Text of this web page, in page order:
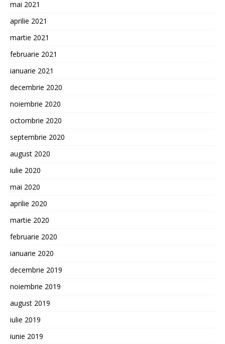
mai 2021
aprilie 2021
martie 2021
februarie 2021
ianuarie 2021
decembrie 2020
noiembrie 2020
octombrie 2020
septembrie 2020
august 2020
iulie 2020
mai 2020
aprilie 2020
martie 2020
februarie 2020
ianuarie 2020
decembrie 2019
noiembrie 2019
august 2019
iulie 2019
iunie 2019